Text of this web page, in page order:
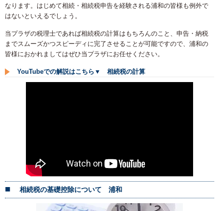
なります。はじめて相続・相続税申告を経験される浦和の皆様も例外で
はないといえるでしょう。
当プラザの税理士であれば相続税の計算はもちろんのこと、申告・納税
までスムーズかつスピーディに完了させることが可能ですので、浦和の
皆様におかれましてはぜひ当プラザにお任せください。
YouTubeでの解説はこちら▼ 相続税の計算
相続税の基礎控除について 浦和